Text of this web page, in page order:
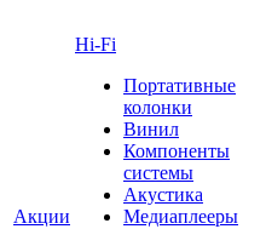
Акции
Hi-Fi
Портативные
колонки
Винил
Компоненты
системы
Акустика
Медиаплееры